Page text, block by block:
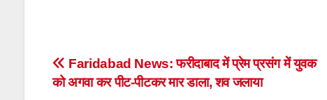
Post
Faridabad News: फरीदाबाद में प्रेम प्रसंग में युवक
को अगवा कर पीट-पीटकर मार डाला, शव जलाया